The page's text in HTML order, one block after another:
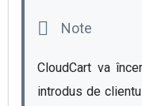
CloudCart va
introdus de